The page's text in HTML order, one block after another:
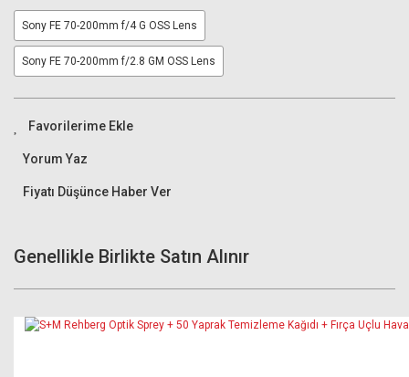
Sony FE 70-200mm f/4 G OSS Lens
Sony FE 70-200mm f/2.8 GM OSS Lens
Yorum Yaz
Fiyatı Düşünce Haber Ver
Genellikle Birlikte Satın Alınır